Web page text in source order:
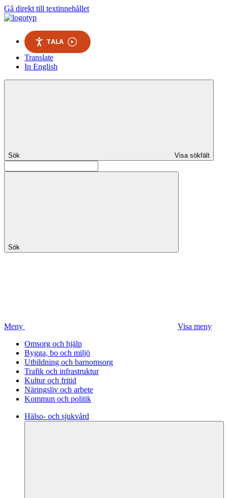
Gå direkt till textinnehållet
TALA
Translate
In English
Sök Visa sökfält
Sök
Meny
Visa meny
Omsorg och hjälp
Bygga, bo och miljö
Utbildning och barnomsorg
Trafik och infrastruktur
Kultur och fritid
Näringsliv och arbete
Kommun och politik
Hälso- och sjukvård